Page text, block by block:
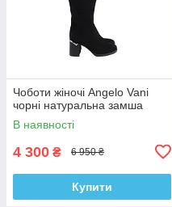
Чоботи жіночі Angelo Vani
чорні натуральна замша
В наявності
4 300 ₴ 6 950 ₴
Купити